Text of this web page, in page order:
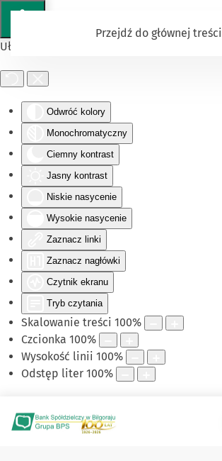
Ułatwienia dostępu
Odwróć kolory
Monochromatyczny
Ciemny kontrast
Jasny kontrast
Niskie nasycenie
Wysokie nasycenie
Zaznacz linki
Zaznacz nagłówki
Czytnik ekranu
Tryb czytania
Skalowanie treści 100%
Czcionka 100%
Wysokość linii 100%
Odstęp liter 100%
Przejdź do głównej treści